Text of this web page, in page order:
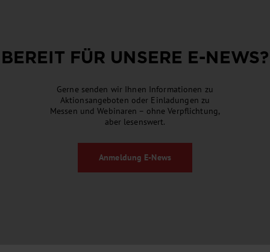
BEREIT FÜR UNSERE E-NEWS?
Gerne senden wir Ihnen Informationen zu
Aktionsangeboten oder Einladungen zu
Messen und Webinaren – ohne Verpflichtung,
aber lesenswert.
Anmeldung E-News